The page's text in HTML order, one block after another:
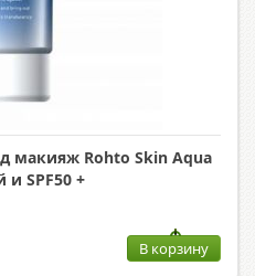
макияж Rohto Skin Aqua
SPF50 +
В корзину